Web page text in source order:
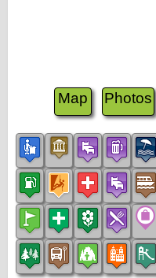
Map Photos